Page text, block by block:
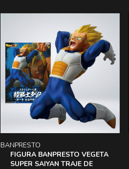
FIGURA BANPRESTO VEGETA
SUPER SAIYAN TRAJE DE
BANPRESTO